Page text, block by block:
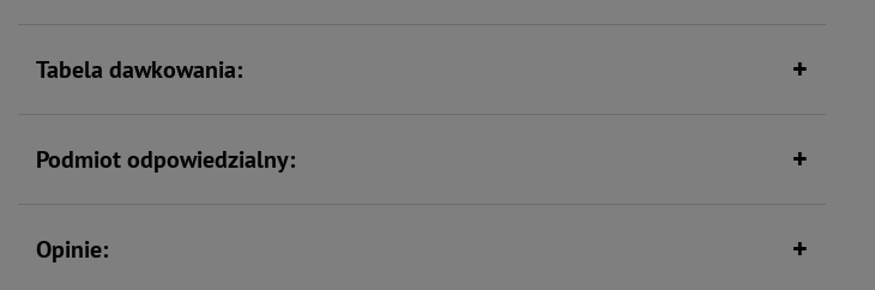
Tabela dawkowania:
Podmiot odpowiedzialny:
Opinie: